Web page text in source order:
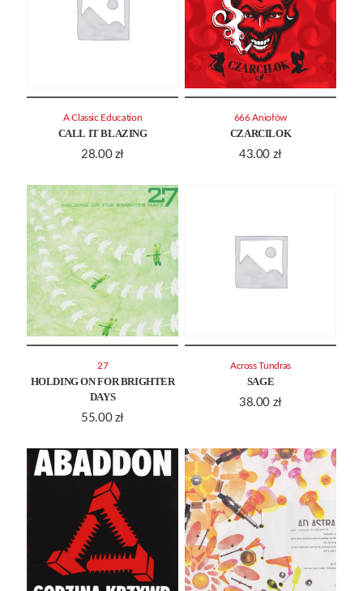
CALL IT BLAZING
28.00 zł
A Classic Education
CZARCILOK
43.00 zł
666 Aniołów
HOLDING ON FOR BRIGHTER
DAYS
55.00 zł
27
SAGE
38.00 zł
Across Tundras